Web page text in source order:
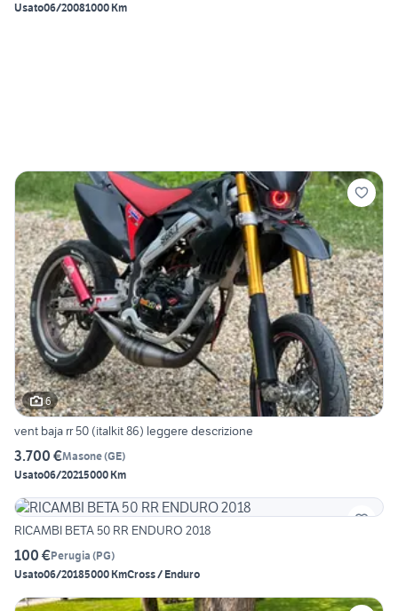
Usato06/20081000 Km
6
vent baja rr 50 (italkit 86) leggere descrizione
3.700 €Masone(GE)
Usato06/20215000 Km
RICAMBI BETA 50 RR ENDURO 2018
100 €Perugia (PG)
Usato06/20185000 KmCross / Enduro